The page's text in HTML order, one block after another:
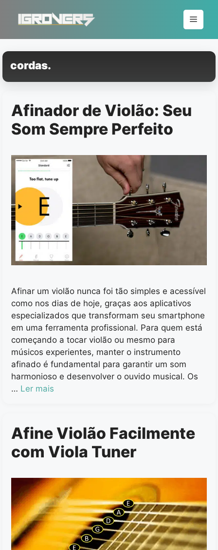
conteúdo
Menu
cordas.
Afinador de Violão: Seu
Som Sempre Perfeito
Afinar um violão nunca foi tão simples e acessível
como nos dias de hoje, graças aos aplicativos
especializados que transformam seu smartphone
em uma ferramenta profissional. Para quem está
começando a tocar violão ou mesmo para
músicos experientes, manter o instrumento
afinado é fundamental para garantir um som
harmonioso e desenvolver o ouvido musical. Os
… Ler mais
Afine Violão Facilmente
com Viola Tuner